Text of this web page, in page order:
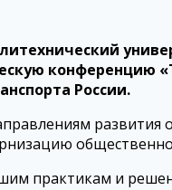
конференцию
России.
развития
практикам и